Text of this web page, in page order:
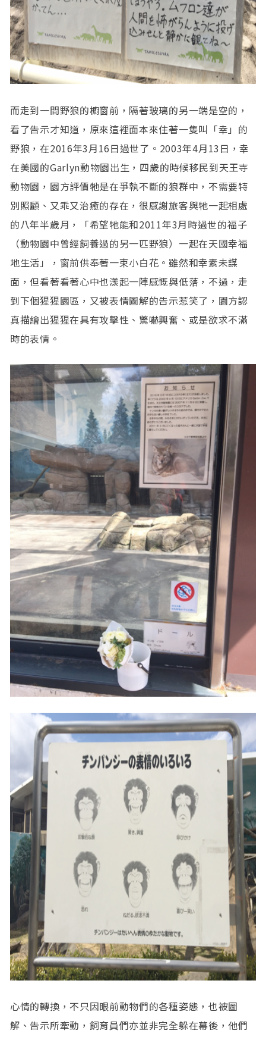
而走到一間野狼的櫥窗前，隔著玻璃的另一端是空的，
看了告示才知道，原來這裡面本來住著一隻叫「幸」的
野狼，在2016年3月16日過世了。2003年4月13日，幸
在美國的Garlyn動物園出生，四歲的時候移民到天王寺
動物園，園方評價牠是在爭執不斷的狼群中，不需要特
別照顧、又乖又治癒的存在，很感謝旅客與牠一起相處
的八年半歲月，「希望牠能和2011年3月時過世的福子
（動物園中曾經飼養過的另一匹野狼）一起在天國幸福
地生活」，窗前供奉著一束小白花。雖然和幸素未謀
面，但看著看著心中也漾起一陣感慨與低落，不過，走
到下個猩猩園區，又被表情圖解的告示惹笑了，園方認
真描繪出猩猩在具有攻擊性、驚嚇興奮、或是欲求不滿
時的表情。
心情的轉換，不只因眼前動物們的各種姿態，也被圖
解、告示所牽動，飼育員們亦並非完全躲在幕後，他們